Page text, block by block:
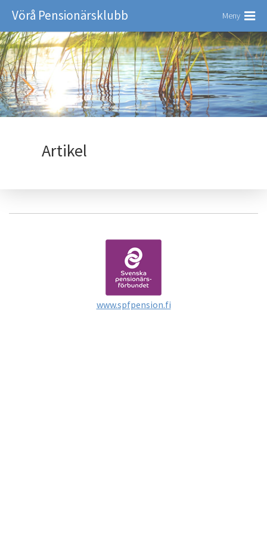
Vörå Pensionärsklubb Meny
Artikel
www.spfpension.fi